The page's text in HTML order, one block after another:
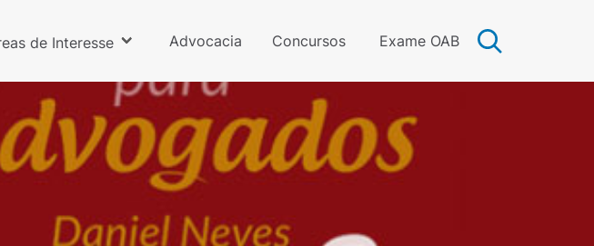
de Interesse Advocacia Concursos Exame OAB